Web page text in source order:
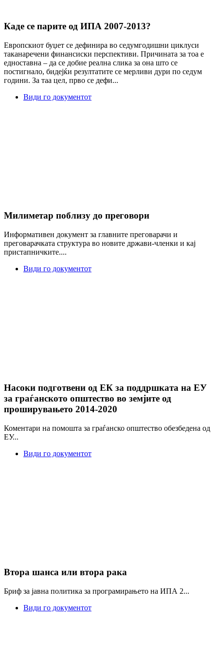
Каде се парите од ИПА 2007-2013?
Европскиот буџет се дефинира во седумгодишни циклуси
таканаречени финансиски перспективи. Причината за тоа е
едноставна – да се добие реална слика за она што се
постигнало, бидејќи резултатите се мерливи дури по седум
години. За таа цел, прво се дефи...
Види го документот
Милиметар поблизу до преговори
Информативен документ за главните преговарачи и
преговарачката структура во новите држави-членки и кај
пристапничките....
Види го документот
Насоки подготвени од ЕК за поддршката на ЕУ
за граѓанското општество во земјите од
проширувањето 2014-2020
Коментари на помошта за граѓанско општество обезбедена од
ЕУ...
Види го документот
Втора шанса или втора рака
Бриф за јавна политика за програмирањето на ИПА 2...
Види го документот